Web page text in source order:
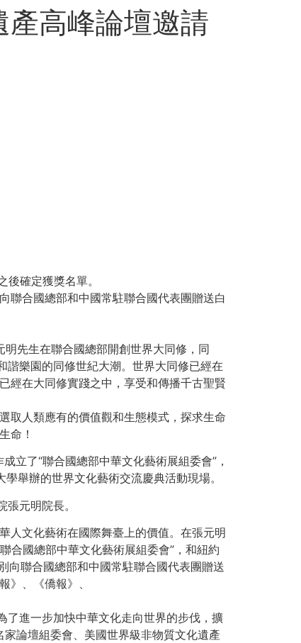
產高峰論壇邀請
確定獲獎名單。
聯合國總部和中國常駐聯合國代表團贈送白
先生在聯合國總部開創世界大同修，同
諧樂園的同修世紀大潮。世界大同修已經在
經在大同修實踐之中，享受和傳播千古聖賢
取人類應有的價值觀和生態模式，探求生命
命！
了“聯合國總部中華文化藝術展組委會”，
舉辦的世界文化藝術交流慶典活動現場。
元明院長。
人文化藝術在國際舞臺上的價值。在張元明
國總部中華文化藝術展組委會”，和紐約
向聯合國總部和中國常駐聯合國代表團贈送
》、《僑報》、
了進一步加快中華文化走向世界的步伐，擴
論壇組委會、美國世界級非物質文化遺產